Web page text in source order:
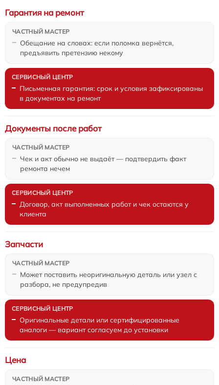
Обещание на словах: если поломка вернётся,
предъявить претензию некому
Гарантия на ремонт
Письменная гарантия: срок и условия зафиксированы
в документах на ремонт
Чек и акт обычно не выдаёт — подтвердить факт
ремонта нечем
Документы после работ
Договор, акт выполненных работ и чек остаются у
клиента
Может поставить неоригинальную деталь или узел с
разбора, не предупредив
Запчасти
Оригинальные детали или сертифицированные
аналоги — вариант согласуем до установки
Цена